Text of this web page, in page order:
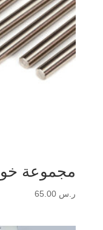
مجموعة
ر.س